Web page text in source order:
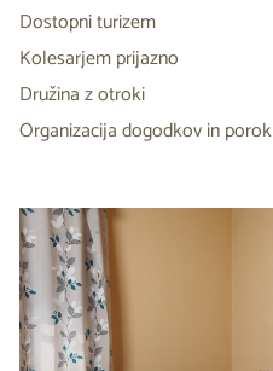
Dostopni turizem
Kolesarjem prijazno
Družina z otroki
Organizacija dogodkov in porok